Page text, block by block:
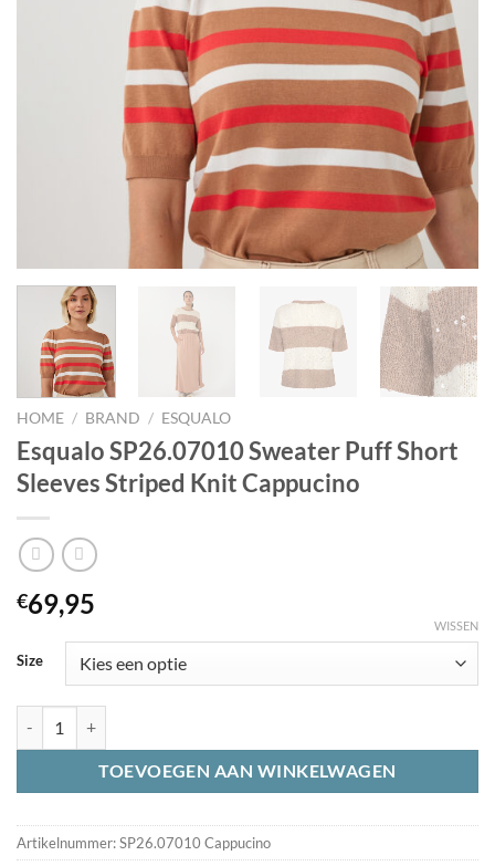
HOME / BRAND / ESQUALO
Esqualo SP26.07010 Sweater Puff Short
Sleeves Striped Knit Cappucino
€69,95
Size
WISSEN
TOEVOEGEN AAN WINKELWAGEN
Artikelnummer:SP26.07010 Cappucino